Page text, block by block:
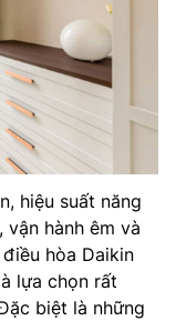
hiệu suất năng
vận hành êm và
hòa Daikin
lựa chọn rất
biệt là những